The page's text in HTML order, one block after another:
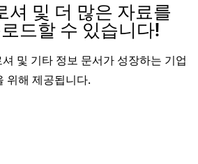
셔 및 더 많은 자료를
드할 수 있습니다!
및 기타 정보 문서가 성장하는 기업
위해 제공됩니다.